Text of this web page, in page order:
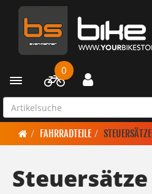
Toggle navigation
0
FAHRRADTEILE STEUERSÄTZE
Steuersätze